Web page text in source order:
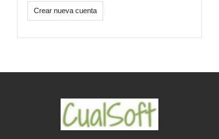
Crear nueva cuenta